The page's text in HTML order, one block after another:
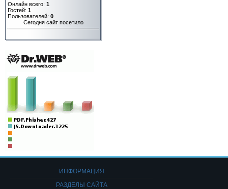
Онлайн всего: 1
Гостей: 1
Пользователей: 0
Сегодня сайт посетило
ИНФОРМАЦИЯ
РАЗДЕЛЫ САЙТА